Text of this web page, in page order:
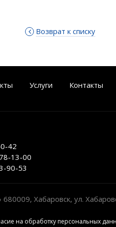
Возврат к списку
Услуги Контакты
42
13-00
90-53
Хабаровск, ул.
на обработку персональных